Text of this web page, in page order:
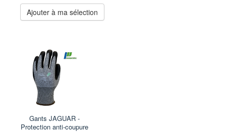
Ajouter à ma sélection
Gants JAGUAR -
Protection anti-coupure